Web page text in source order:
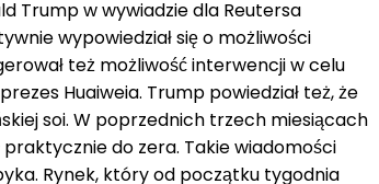
Trump w wywiadzie dla Reutersa
wypowiedział się o możliwości
też możliwość interwencji w celu
Huaiweia. Trump powiedział też, że
soi. W poprzednich trzech miesiącach
do zera. Takie wiadomości
Rynek, który od początku tygodnia